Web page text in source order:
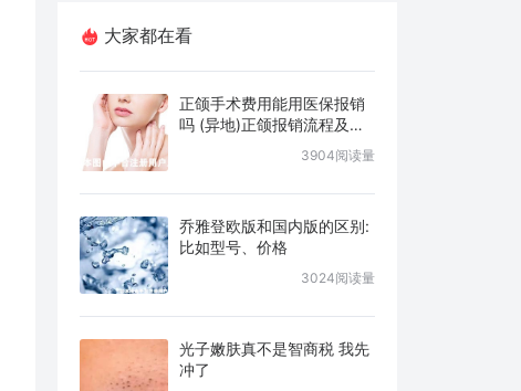
大家都在看
正颌手术费用能用医保报销
吗 (异地)正颌报销流程及条
3904阅读量
乔雅登欧版和国内版的区别:
比如型号、价格
3024阅读量
光子嫩肤真不是智商税 我先
冲了